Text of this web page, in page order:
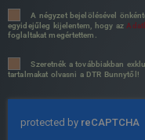
A négyzet bejelölésével
egyidejűleg kijelentem, hogy az
foglaltakat megértettem.
Szeretnék a továbbiakban
tartalmakat olvasni a DTR Bunnytől!